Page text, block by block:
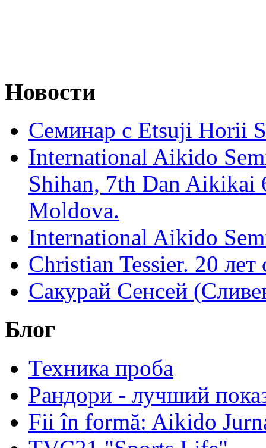
Новости
Семинар с Etsuji Horii
International Aikido
Shihan, 7th Dan
Moldova.
International Aikido
Christian Tessier. 20 лет
Сакурай Сенсей
Блог
Техника проба
Рандори - лучший
Fii în formă: Aikido